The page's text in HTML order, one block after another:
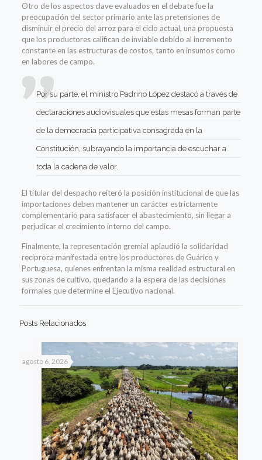
Otro de los aspectos clave evaluados en el debate fue la
preocupación del sector primario ante las pretensiones de
disminuir el precio del arroz para el ciclo actual, una propuesta
que los productores califican de inviable debido al incremento
constante en las estructuras de costos, tanto en insumos como
en labores de campo.
Por su parte, el ministro Padrino López destacó a través de
declaraciones audiovisuales que estas mesas forman parte
de la democracia participativa consagrada en la
Constitución, subrayando la importancia de escuchar a
toda la cadena de valor.
El titular del despacho reiteró la posición institucional de que las
importaciones deben mantener un carácter estrictamente
complementario para satisfacer el abastecimiento, sin llegar a
perjudicar el crecimiento interno del campo.
Finalmente, la representación gremial aplaudió la solidaridad
recíproca manifestada entre los productores de Guárico y
Portuguesa, quienes enfrentan la misma realidad estructural en
sus zonas de cultivo, quedando a la espera de las decisiones
formales que determine el Ejecutivo nacional.
Posts Relacionados
agosto 6, 2026